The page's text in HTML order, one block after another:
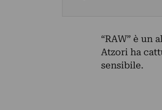
“RAW” è
Atzori ha
sensibile.